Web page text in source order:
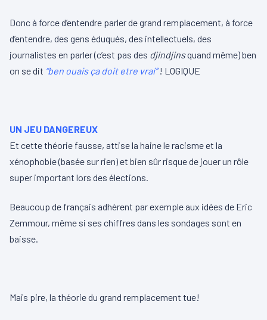
Donc à force d’entendre parler de grand remplacement, à force
d’entendre, des gens éduqués, des intellectuels, des
journalistes en parler (c’est pas des djindjinsquand même) ben
on se dit “ben ouais ça doit etre vrai”! LOGIQUE
UN JEU DANGEREUX
Et cette théorie fausse, attise la haine le racisme et la
xénophobie (basée sur rien) et bien sûr risque de jouer un rôle
super important lors des élections.
Beaucoup de français adhèrent par exemple aux idées de Eric
Zemmour, même si ses chiffres dans les sondages sont en
baisse.
Mais pire, la théorie du grand remplacement tue!